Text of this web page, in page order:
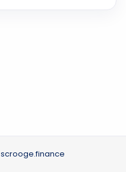
scrooge.finance